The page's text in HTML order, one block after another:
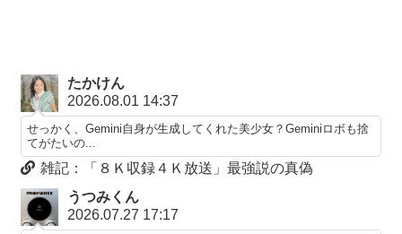
たかけん
2026.08.01 14:37
せっかく、Gemini自身が生成してくれた美少女？Geminiロボも捨
てがたいの...
雑記：「８Ｋ収録４Ｋ放送」最強説の真偽
うつみくん
2026.07.27 17:17